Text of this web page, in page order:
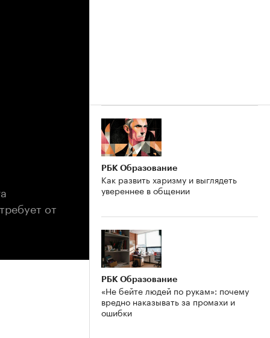
от
РБК Образование
Как развить харизму и выглядеть
увереннее в общении
РБК Образование
«Не бейте людей по рукам»: почему
вредно наказывать за промахи и
ошибки